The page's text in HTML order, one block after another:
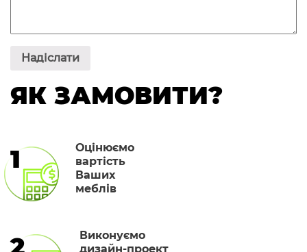
ЯК ЗАМОВИТИ?
1
Оцінюємо
вартість
Ваших
меблів
Виконуємо
дизайн-проект